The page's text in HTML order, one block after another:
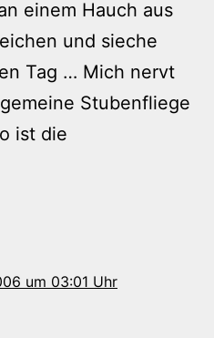
einem Hauch aus
und sieche
Tag … Mich nervt
Stubenfliege
ist die
um 03:01 Uhr